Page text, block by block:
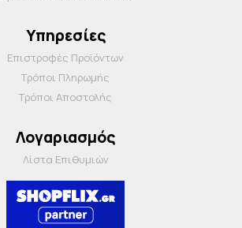
Υπηρεσίες
Επιστροφές Προϊόντων
Τρόποι Πληρωμής
Τρόποι Αποστολής
Λογαριασμός
Λίστα Επιθυμιών